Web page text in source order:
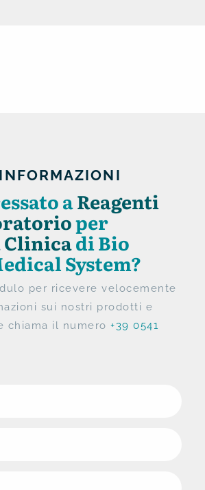
aReagenti
per
di Bio
System?
per ricevere velocemente
sui nostri prodotti e
chiama il numero+39 0541